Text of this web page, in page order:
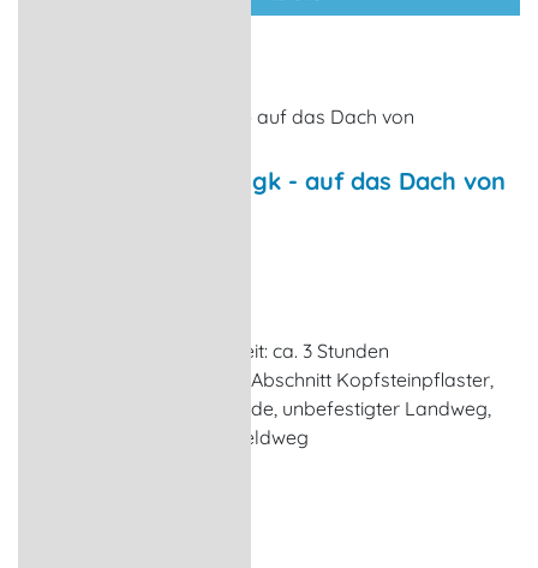
Wanderroute Woldegk - auf das Dach von
Streckenlänge: ca. 7 km Zeit: ca. 3 Stunden
Streckencharakter: kurzer Abschnitt Kopfsteinpflaster,
Bahnstrecke zur ebener Erde, unbefestigter Landweg,
breiter, fester Waldweg, Feldweg